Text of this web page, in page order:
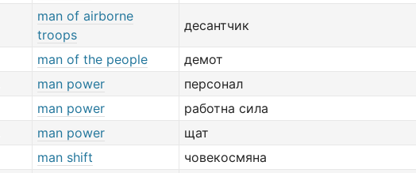
man of airborne
troops
десантчик
man of the people
демот
man power
персонал
man power
работна сила
man power
щат
man shift
човекосмяна